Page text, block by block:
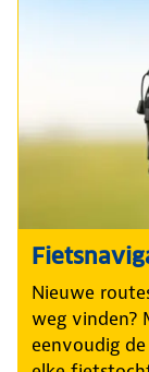
Nieuwe
weg vinden?
eenvoudig